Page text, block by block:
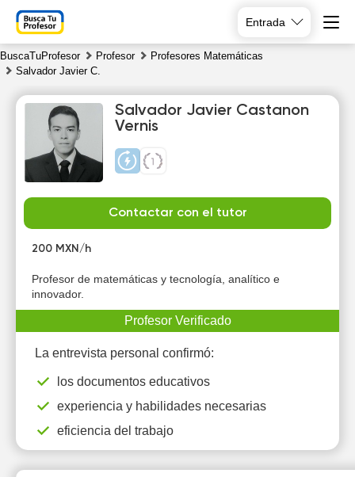
Entrada
BuscaTuProfesor Profesor
Profesores Matemáticas
Salvador Javier C.
Salvador Javier Castanon
Vernis
Contactar con el tutor
200 MXN/h
Profesor de matemáticas y tecnología, analítico e
innovador.
Profesor Verificado
La entrevista personal confirmó:
los documentos educativos
experiencia y habilidades necesarias
eficiencia del trabajo
Tu
11
We
12
Th
19:00
19:30 16:30
17:00
18:00
18:30
19:00
19:30
16:30
17:00
17:30
18:00
18:30
19:30 19:30